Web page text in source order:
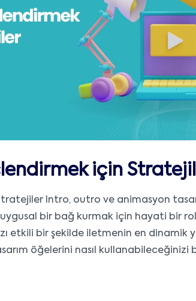
için
Intro, outro ve animasyon
bir bağ kurmak için hayati bir rol
etkili bir şekilde iletmenin en dinamik
öğelerini nasıl kullanabileceğinizi